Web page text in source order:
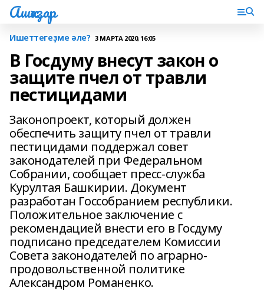
Ашҡаҙар
Ишеттегеҙме әле? 3 МАРТА 2020, 16:05
В Госдуму внесут закон о
защите пчел от травли
пестицидами
Законопроект, который должен
обеспечить защиту пчел от травли
пестицидами поддержал совет
законодателей при Федеральном
Собрании, сообщает пресс-служба
Курултая Башкирии. Документ
разработан Госсобранием республики.
Положительное заключение с
рекомендацией внести его в Госдуму
подписано председателем Комиссии
Совета законодателей по аграрно-
продовольственной политике
Александром Романенко.